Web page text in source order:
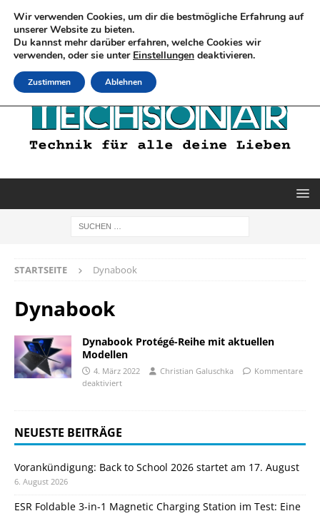
STARTSEITE Dynabook
Dynabook
Dynabook Protégé-Reihe mit aktuellen
Modellen
4. März 2022 Christian Galuschka
Kommentare
deaktiviert
NEUESTE BEITRÄGE
Vorankündigung: Back to School 2026 startet am 17. August
6. August 2026
ESR Foldable 3-in-1 Magnetic Charging Station im Test: Eine
Wir verwenden Cookies, um dir die bestmögliche Erfahrung auf
unserer Website zu bieten.
Du kannst mehr darüber erfahren, welche Cookies wir
verwenden, oder sie unter Einstellungen deaktivieren.
Zustimmen Ablehnen